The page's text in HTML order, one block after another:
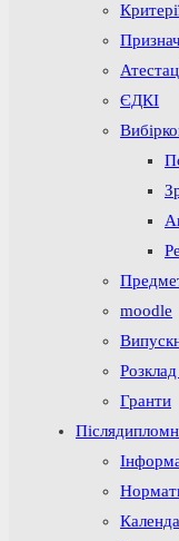
ЄДКІ
moodle
Розклад
Гранти